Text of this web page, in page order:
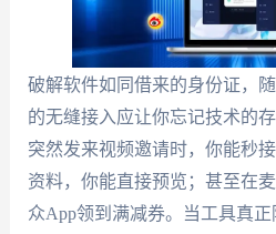
破解软件如同借来的身份证，
的无缝接入应让你忘记技术的
突然发来视频邀请时，你能秒
资料，你能直接预览；甚至在
众App领到满减券。当工具真